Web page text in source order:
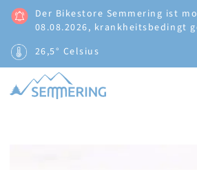
Der Bikestore Semmering ist
08.08.2026, krankheitsbedingt
26,5° Celsius